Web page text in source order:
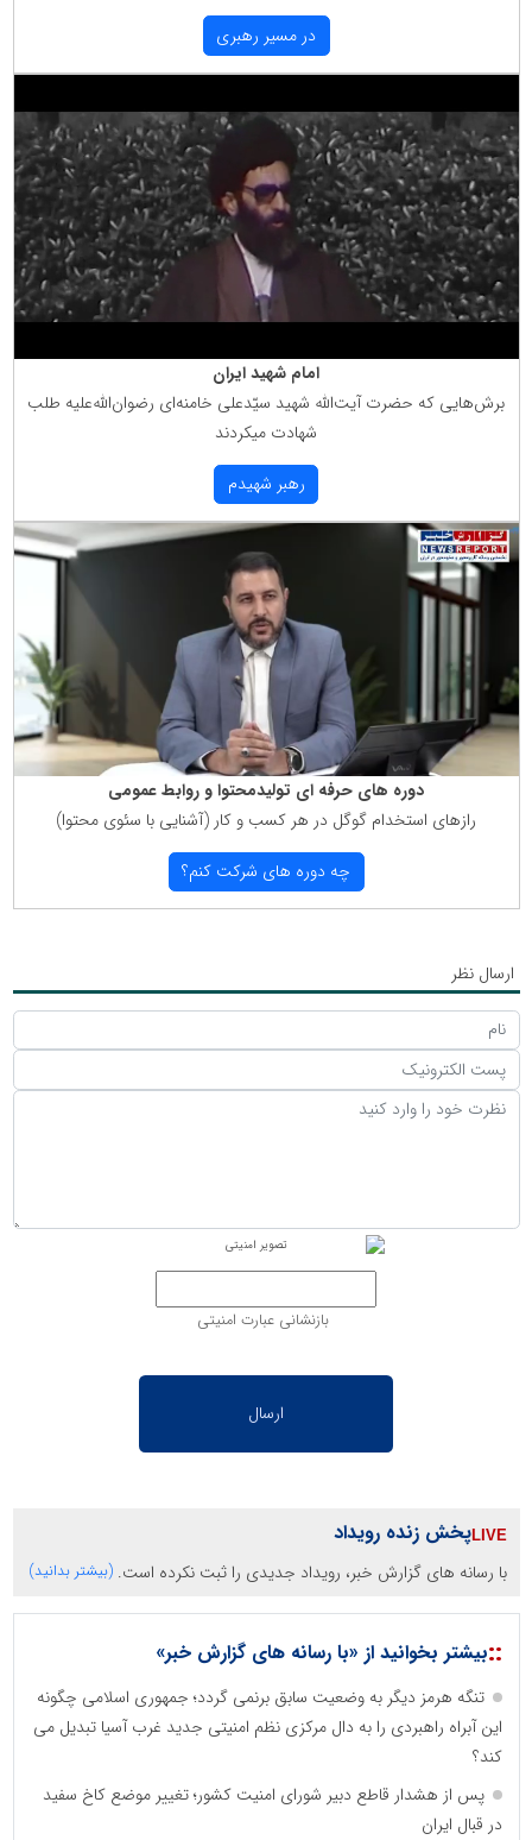
در مسیر رهبری
امام شهید ایران
برش‌هایی كه حضرت آیت‌الله شهید سیّدعلی خامنه‌ای رضوان‌الله‌علیه طلب
شهادت میكردند
رهبر شهیدم
دوره های حرفه ای تولیدمحتوا و روابط عمومی
رازهای استخدام گوگل در هر كسب و كار (آشنایی با سئوی محتوا)
چه دوره های شركت كنم؟
ارسال نظر
بازنشانی عبارت امنیتی
پخش زنده رویداد
با رسانه های گزارش خبر، رویداد جدیدی را ثبت نکرده است. (بیشتر بدانید)
::بیشتر بخوانید از «با رسانه های گزارش خبر»
تنگه هرمز دیگر به وضعیت سابق برنمی گردد؛ جمهوری اسلامی چگونه
این آبراه راهبردی را به دال مرکزی نظم امنیتی جدید غرب آسیا تبدیل می
کند؟
پس از هشدار قاطع دبیر شورای امنیت کشور؛ تغییر موضع کاخ سفید
در قبال ایران